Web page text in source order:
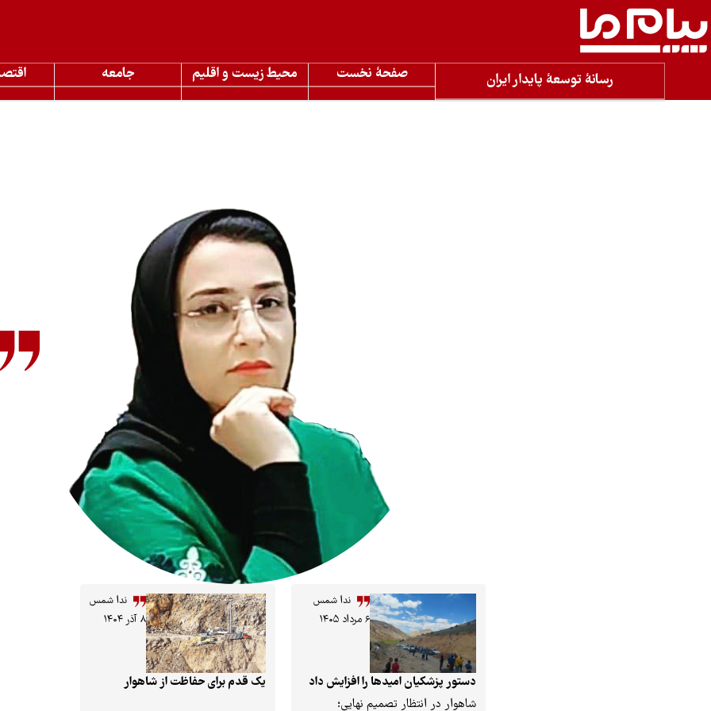
رسانۀ توسعۀ پایدار ایران صفحۀ نخست محیط زیست و اقلیم جامعه
ندا شمس
۶ مرداد ۱۴۰۵
دستور پزشکیان امیدها را افزایش داد
شاهوار در انتظار تصمیم نهایی؛
ندا شمس
۸ آذر ۱۴۰۴
یک قدم برای حفاظت از شاهوار